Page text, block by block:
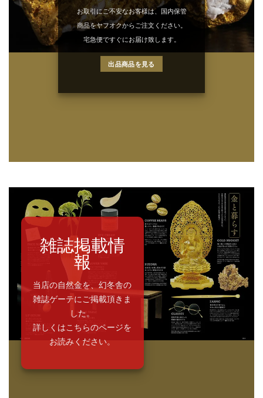
お取引にご不安なお客様は、国内保管
商品をヤフオクからご注文ください。
宅急便ですぐにお届け致します。
出品商品を見る
雑誌掲載情
報
当店の自然金を、幻冬舎の
雑誌ゲーテにご掲載頂きま
した。
詳しくはこちらのページを
お読みください。